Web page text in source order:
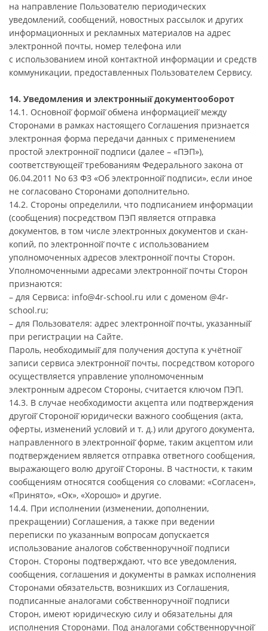
на направление Пользователю периодических
уведомлений, сообщений, новостных рассылок и других
информационных и рекламных материалов на адрес
электронной почты, номер телефона или
с использованием иной контактной информации и средств
коммуникации, предоставленных Пользователем Сервису.
14. Уведомления и электронный̆ документооборот
14.1. Основной̆ формой̆ обмена информацией̆ между
Сторонами в рамках настоящего Соглашения признается
электронная форма передачи данных с применением
простой электронной̆ подписи (далее – «ПЭП»),
соответствующей̆ требованиям Федерального закона от
06.04.2011 No 63 ФЗ «Об электронной̆ подписи», если иное
не согласовано Сторонами дополнительно.
14.2. Стороны определили, что подписанием информации
(сообщения) посредством ПЭП является отправка
документов, в том числе электронных документов и скан-
копий, по электронной̆ почте с использованием
уполномоченных адресов электронной̆ почты Сторон.
Уполномоченными адресами электронной̆ почты Сторон
признаются:
– для Сервиса: info@4r-school.ru или с доменом @4r-
school.ru;
– для Пользователя: адрес электронной̆ почты, указанный̆
при регистрации на Сайте.
Пароль, необходимый̆ для получения доступа к учётной̆
записи сервиса электронной̆ почты, посредством которого
осуществляется управление уполномоченным
электронным адресом Стороны, считается ключом ПЭП.
14.3. В случае необходимости акцепта или подтверждения
другой̆ Стороной̆ юридически важного сообщения (акта,
оферты, изменений условий и т. д.) или другого документа,
направленного в электронной̆ форме, таким акцептом или
подтверждением является отправка ответного сообщения,
выражающего волю другой̆ Стороны. В частности, к таким
сообщениям относятся сообщения со словами: «Согласен»,
«Принято», «Ок», «Хорошо» и другие.
14.4. При исполнении (изменении, дополнении,
прекращении) Соглашения, а также при ведении
переписки по указанным вопросам допускается
использование аналогов собственноручной̆ подписи
Сторон. Стороны подтверждают, что все уведомления,
сообщения, соглашения и документы в рамках исполнения
Сторонами обязательств, возникших из Соглашения,
подписанные аналогами собственноручной̆ подписи
Сторон, имеют юридическую силу и обязательны для
исполнения Сторонами. Под аналогами собственноручной̆